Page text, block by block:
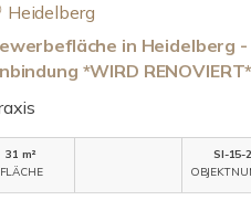
Heidelberg
in Heidelberg
*WIRD
31 m²
FLÄCHE
SI-15-